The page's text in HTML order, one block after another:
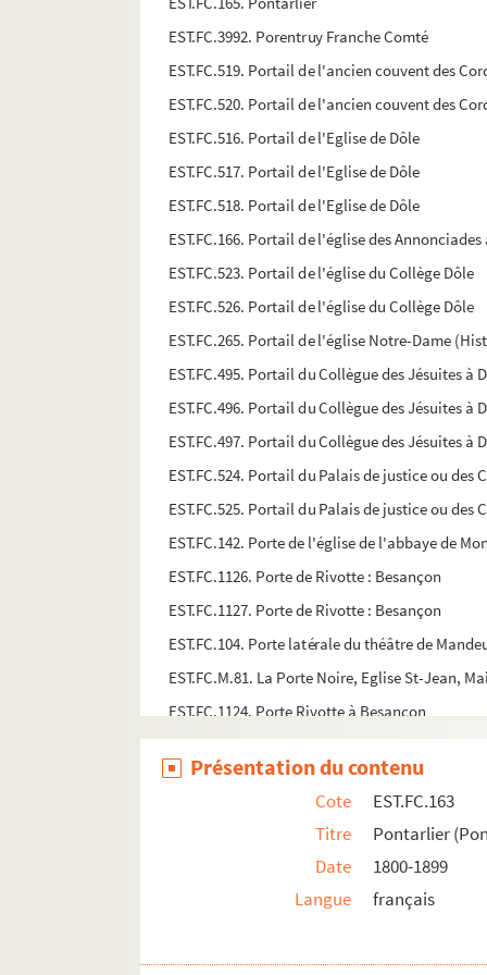
EST.FC.3992. Porentruy Franche Comté
EST.FC.519. Portail de l'ancien couvent des
EST.FC.520. Portail de l'ancien couvent des
EST.FC.516. Portail de l'Eglise de Dôle
EST.FC.517. Portail de l'Eglise de Dôle
EST.FC.518. Portail de l'Eglise de Dôle
EST.FC.166. Portail de l'église des
EST.FC.523. Portail de l'église du Collège Dôle
EST.FC.526. Portail de l'église du Collège Dôle
EST.FC.265. Portail de l'église Notre-Dame
EST.FC.495. Portail du Collègue des Jésuites à
EST.FC.496. Portail du Collègue des Jésuites à
EST.FC.497. Portail du Collègue des Jésuites à
EST.FC.524. Portail du Palais de justice ou des
EST.FC.525. Portail du Palais de justice ou des
EST.FC.142. Porte de l'église de l'abbaye de
EST.FC.1126. Porte de Rivotte : Besançon
EST.FC.1127. Porte de Rivotte : Besançon
EST.FC.104. Porte latérale du théâtre de
EST.FC.M.81. La Porte Noire, Eglise St-Jean,
EST.FC.1124. Porte Rivotte à Besançon
EST.FC.1125. Porte Rivotte à Besançon
EST.FC.1148. Porte Taillée : Besançon
EST.FC.1149. Porte Taillée : Besançon
EST.FC.1151. Porte Taillée : Besançon
EST.FC.1133. Porte taillée à Besançon (Percée
EST.FC.1130. Porte taillée à Besançon
Présentation du contenu
Cote
EST.FC.163
Titre
Pontarlier
Date
1800-1899
Langue
français